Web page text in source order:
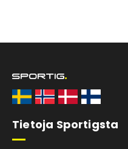
Tietoja Sportigsta